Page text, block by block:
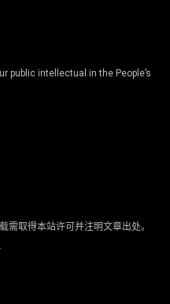
public intellectual in the People’s
需取得本站许可并注明文章出处。